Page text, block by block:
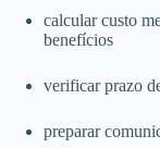
calcular custo
benefícios
verificar prazo
preparar